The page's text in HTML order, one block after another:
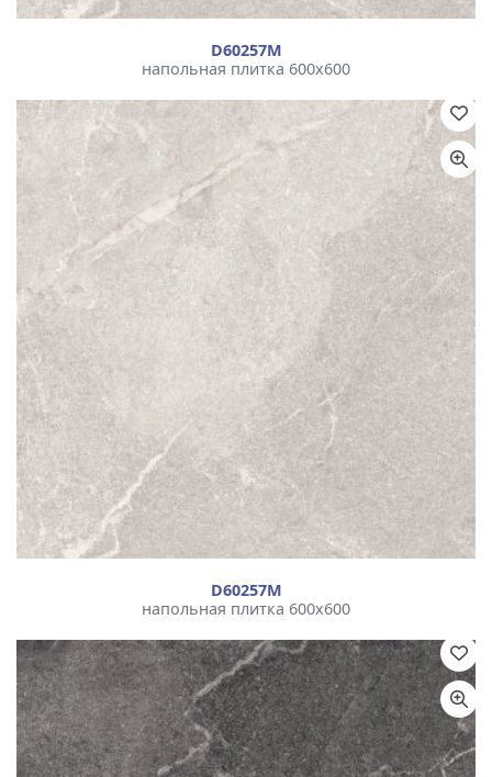
D60257М
напольная плитка 600x600
D60257М
напольная плитка 600x600